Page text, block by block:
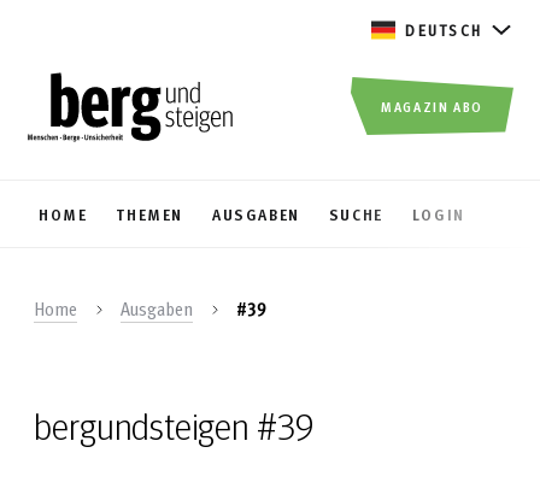
DEUTSCH
HOME THEMEN AUSGABEN SUCHE LOGIN
MAGAZIN ABO
Home Ausgaben #39
bergundsteigen #39